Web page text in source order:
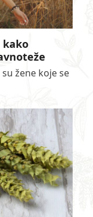
kako
žene koje se